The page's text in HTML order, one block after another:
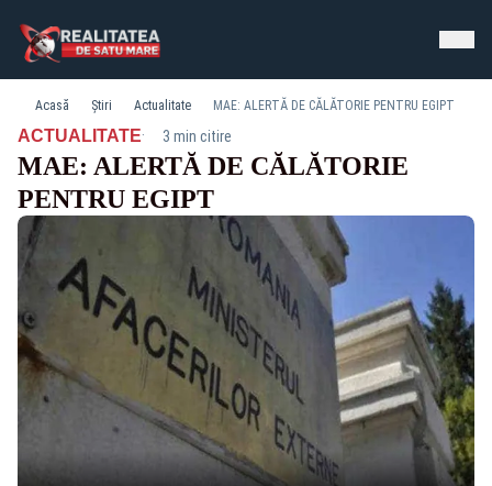
Acasă Știri Actualitate MAE: ALERTĂ DE CĂLĂTORIE PENTRU EGIPT
ACTUALITATE· 3 min citire
MAE: ALERTĂ DE CĂLĂTORIE
PENTRU EGIPT